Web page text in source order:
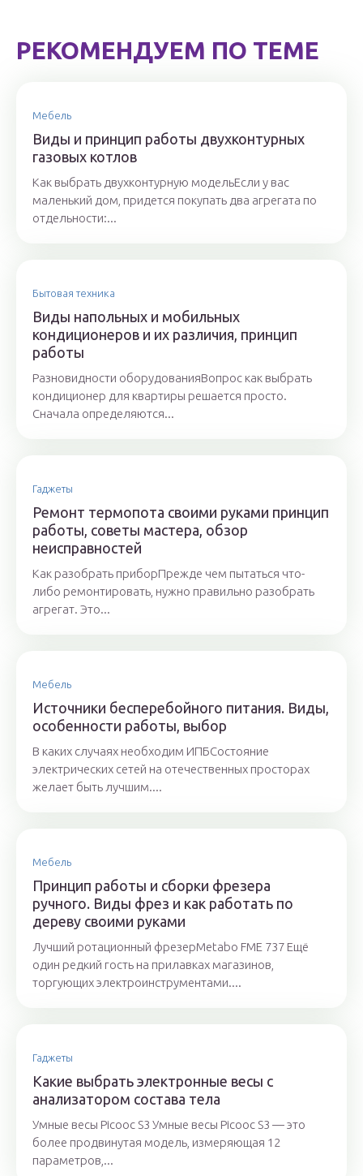
РЕКОМЕНДУЕМ ПО ТЕМЕ
Мебель
Виды и принцип работы двухконтурных
газовых котлов
Как выбрать двухконтурную модельЕсли у вас
маленький дом, придется покупать два агрегата по
отдельности:...
Бытовая техника
Виды напольных и мобильных
кондиционеров и их различия, принцип
работы
Разновидности оборудованияВопрос как выбрать
кондиционер для квартиры решается просто.
Сначала определяются...
Гаджеты
Ремонт термопота своими руками принцип
работы, советы мастера, обзор
неисправностей
Как разобрать приборПрежде чем пытаться что-
либо ремонтировать, нужно правильно разобрать
агрегат. Это...
Мебель
Источники бесперебойного питания. Виды,
особенности работы, выбор
В каких случаях необходим ИПБСостояние
электрических сетей на отечественных просторах
желает быть лучшим....
Мебель
Принцип работы и сборки фрезера
ручного. Виды фрез и как работать по
дереву своими руками
Лучший ротационный фрезерMetabo FME 737 Ещё
один редкий гость на прилавках магазинов,
торгующих электроинструментами....
Гаджеты
Какие выбрать электронные весы с
анализатором состава тела
Умные весы Picooc S3 Умные весы Picooc S3 — это
более продвинутая модель, измеряющая 12
параметров,...